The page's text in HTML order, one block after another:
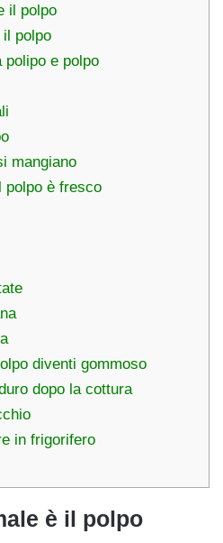
il polpo
polpo
polipo e polpo
mangiano
polpo è fresco
diventi gommoso
dopo la cottura
in frigorifero
è il polpo